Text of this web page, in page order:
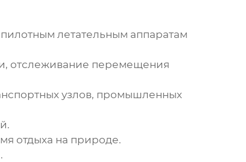
летательным аппаратам
отслеживание перемещения
узлов, промышленных
отдыха на природе.